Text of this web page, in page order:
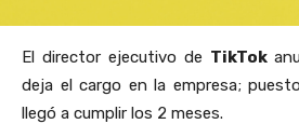
El director ejecutivo de TikTok
deja el cargo en la empresa;
llegó a cumplir los 2 meses.